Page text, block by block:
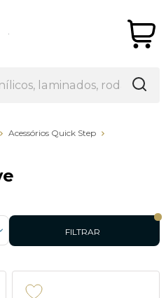
Acessórios Quick Step
FILTRAR